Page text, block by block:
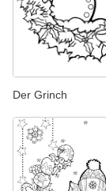
Der Grinch